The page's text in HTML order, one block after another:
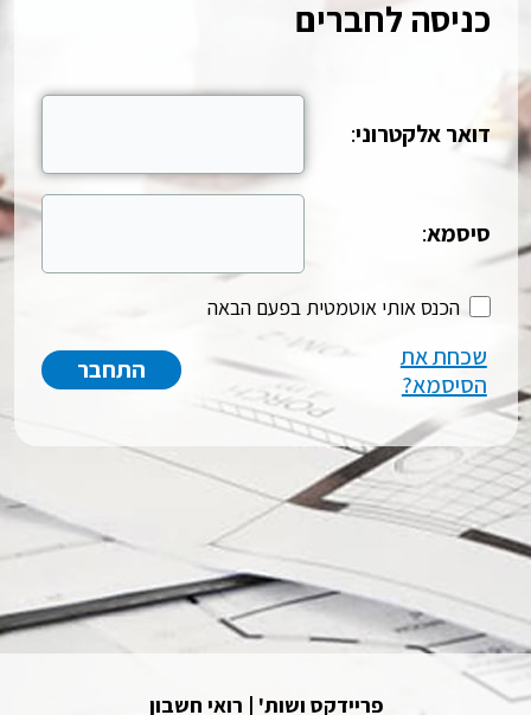
כניסה לחברים
דואר אלקטרוני:
סיסמא:
הכנס אותי אוטמטית בפעם הבאה
שכחת את
הסיסמא?
פריידקס ושות' | רואי חשבון